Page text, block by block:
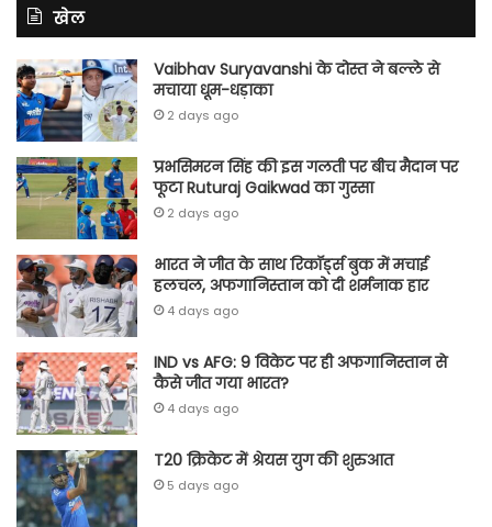
खेल
Vaibhav Suryavanshi के दोस्त ने बल्ले से
मचाया धूम-धड़ाका
2 days ago
प्रभसिमरन सिंह की इस गलती पर बीच मैदान पर
फूटा Ruturaj Gaikwad का गुस्सा
2 days ago
भारत ने जीत के साथ रिकॉर्ड्स बुक में मचाई
हलचल, अफगानिस्तान को दी शर्मनाक हार
4 days ago
IND vs AFG: 9 विकेट पर ही अफगानिस्तान से
कैसे जीत गया भारत?
4 days ago
T20 क्रिकेट में श्रेयस युग की शुरुआत
5 days ago